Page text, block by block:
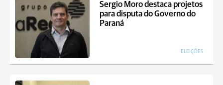
Sergio Moro destaca projetos
para disputa do Governo do
Paraná
ELEIÇÕES